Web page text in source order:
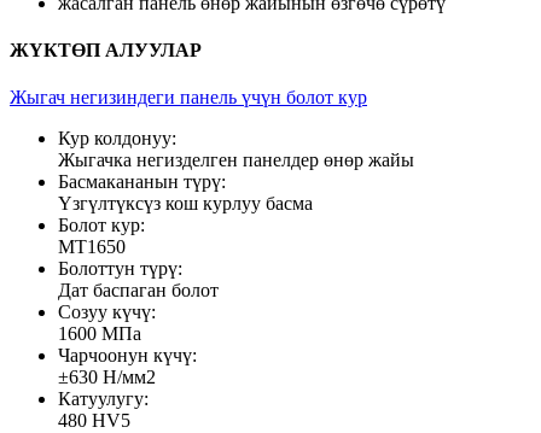
ЖҮКТӨП АЛУУЛАР
Жыгач негизиндеги панель үчүн болот кур
Кур колдонуу:
Жыгачка негизделген панелдер өнөр жайы
Басмакананын түрү:
Үзгүлтүксүз кош курлуу басма
Болот кур:
MT1650
Болоттун түрү:
Дат баспаган болот
Созуу күчү:
1600 МПа
Чарчоонун күчү:
±630 Н/мм2
Катуулугу:
480 HV5